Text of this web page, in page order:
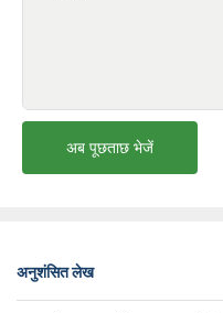
अब पूछताछ भेजें
अनुशंसित लेख